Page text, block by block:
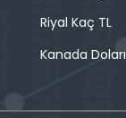
Riyal Kaç TL
Kanada Doları